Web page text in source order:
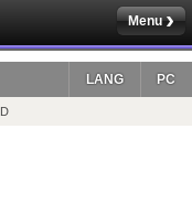
Menu
PC
LANG